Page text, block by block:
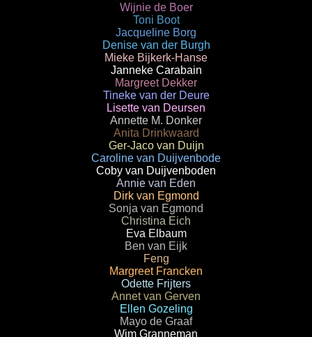
Wijnie de Boer
Toni Boot
Jacqueline Borg
Denise van der Burgh
Mieke Bijkerk-Hanse
Janneke Carabain
Margreet Dekker
Tineke van der Deure
Lisette van Deursen
Annette M. Donker
Anita Drinkwaard
Ger-Jaco van Duijn
Caroline van Duijvenbode
Coby van Duijvenboden
Annie van Eden
Dirk van Egmond
Sonja van Egmond
Christina Eich
Eva Elbaum
Ben van Eijk
Feng
Margreet Francken
Odette Frijters
Annet van Gerven
Ellen Gozeling
Mayo de Graaf
Wim Granneman